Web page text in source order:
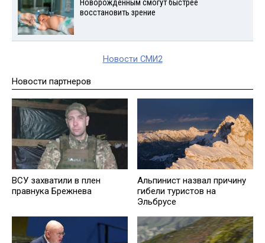
Новорожденным смогут быстрее
восстановить зрение
Новости СМИ2
Новости партнеров
ВСУ захватили в плен
правнука Брежнева
Альпинист назвал причину
гибели туристов на
Эльбрусе